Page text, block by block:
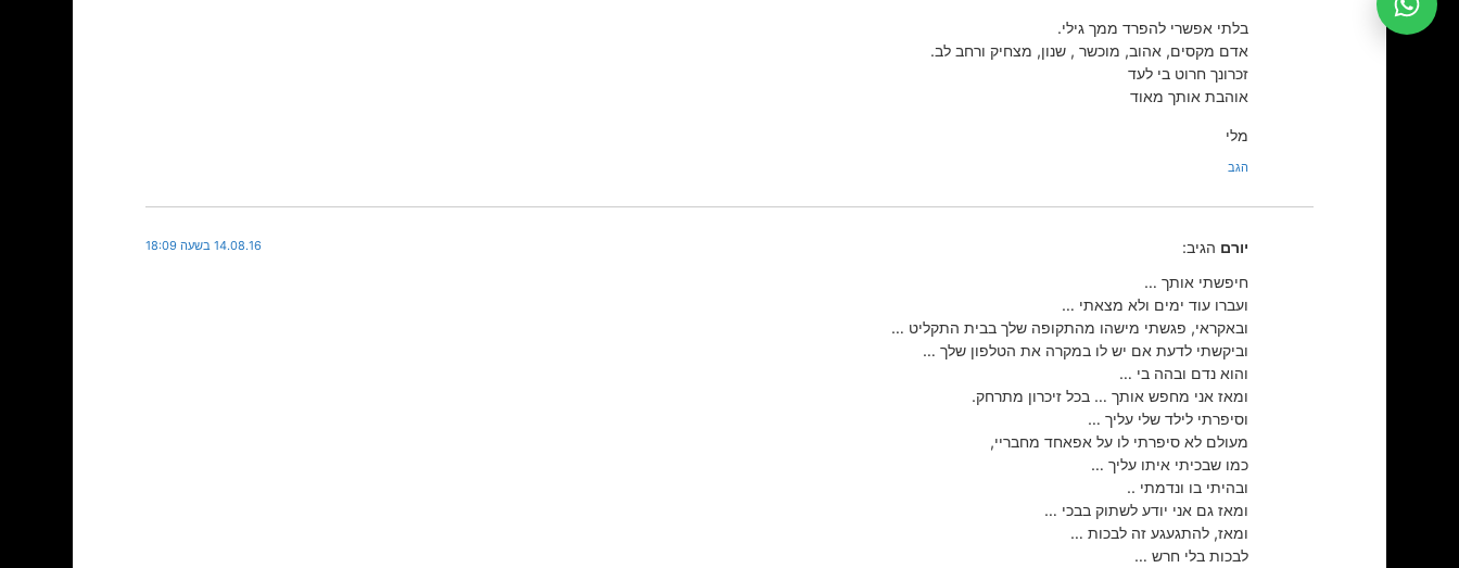
בלתי אפשרי להפרד ממך גילי.
אדם מקסים, אהוב, מוכשר , שנון, מצחיק ורחב לב.
זכרונך חרוט בי לעד
אוהבת אותך מאוד
מלי
הגב
יורם הגיב: 14.08.16 בשעה 18:09
חיפשתי אותך …
ועברו עוד ימים ולא מצאתי …
ובאקראי, פגשתי מישהו מהתקופה שלך בבית התקליט …
וביקשתי לדעת אם יש לו במקרה את הטלפון שלך …
והוא נדם ובהה בי …
ומאז אני מחפש אותך … בכל זיכרון מתרחק.
וסיפרתי לילד שלי עליך …
מעולם לא סיפרתי לו על אפאחד מחבריי,
כמו שבכיתי איתו עליך …
ובהיתי בו ונדמתי ..
ומאז גם אני יודע לשתוק בבכי …
ומאז, להתגעגע זה לבכות …
לבכות בלי חרש …